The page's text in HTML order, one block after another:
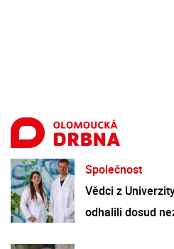
Společnost
Vědci z
odhalili dosud